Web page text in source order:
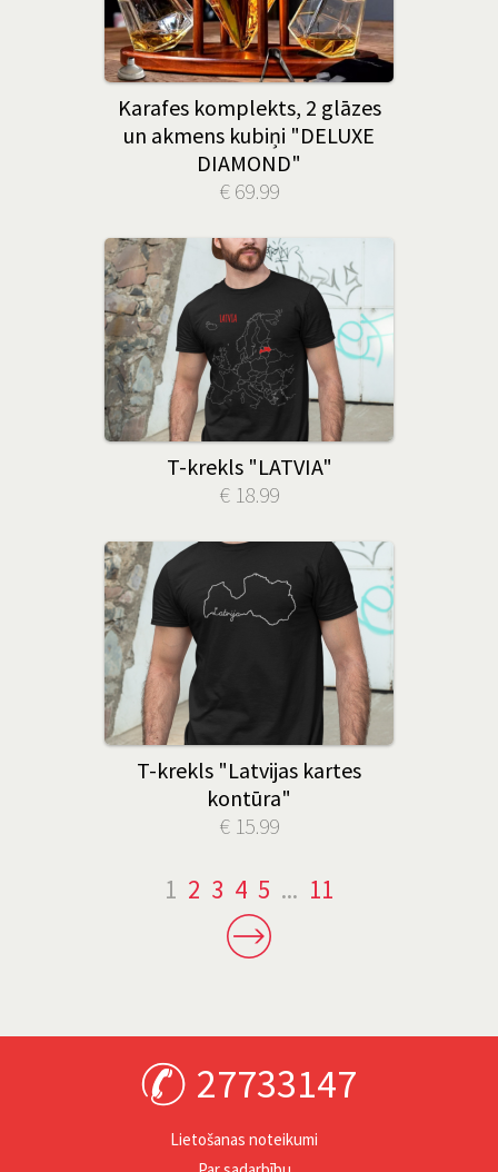
Karafes komplekts, 2 glāzes
un akmens kubiņi "DELUXE
DIAMOND"
€ 69.99
T-krekls "LATVIA"
€ 18.99
T-krekls "Latvijas kartes
kontūra"
€ 15.99
1 2 3 4 5 ... 11
27733147
Lietošanas noteikumi